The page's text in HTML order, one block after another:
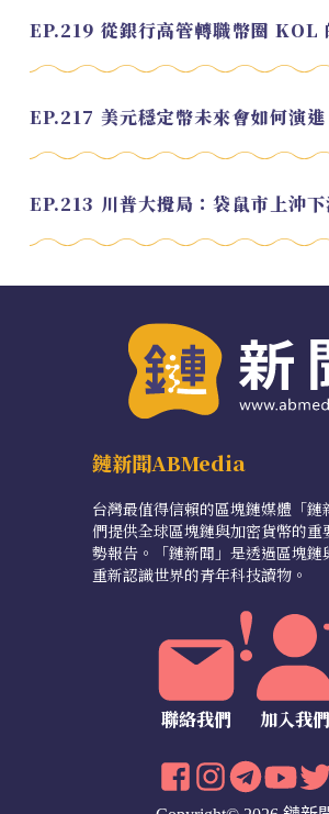
鏈新聞ABMedia
台灣最值得信賴的區塊鏈媒體「鏈
們提供全球區塊鏈與加密貨幣的重
勢報告。「鏈新聞」是透過區塊鏈
重新認識世界的青年科技讀物。
聯絡我們 加入我們